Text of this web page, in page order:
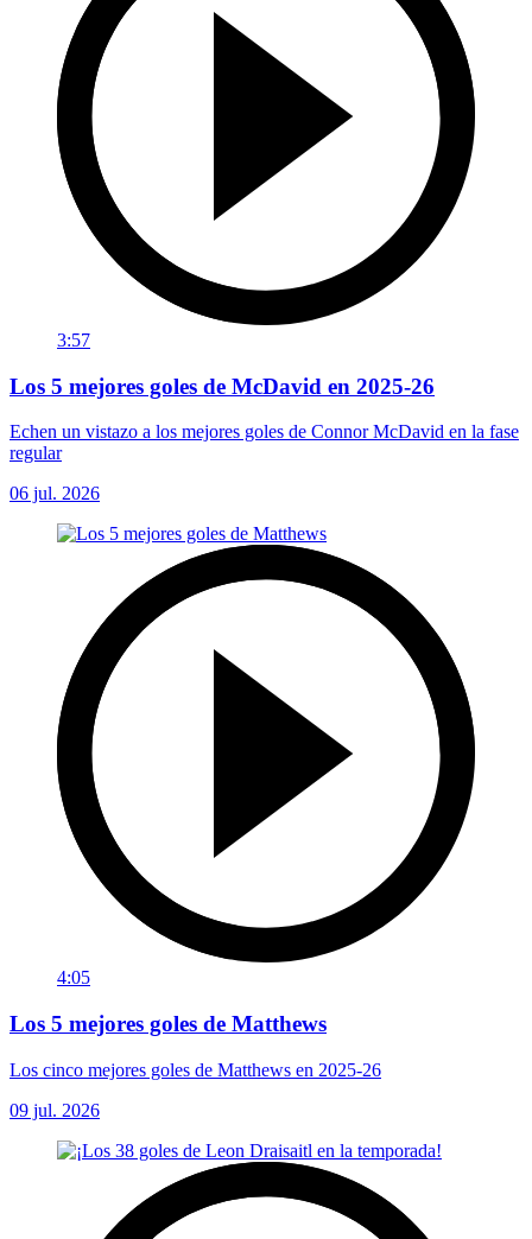
3:57
Los 5 mejores goles de McDavid en 2025-26
Echen un vistazo a los mejores goles de Connor McDavid en la fase
regular
06 jul. 2026
4:05
Los 5 mejores goles de Matthews
Los cinco mejores goles de Matthews en 2025-26
09 jul. 2026